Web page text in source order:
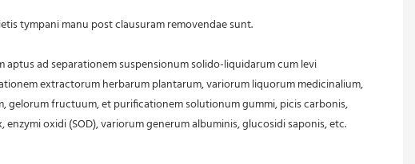
tympani manu post clausuram removendae sunt.
ad separationem suspensionum solido-liquidarum cum levi
extractorum herbarum plantarum, variorum liquorum medicinalium,
fructuum, et purificationem solutionum gummi, picis carbonis,
oxidi (SOD), variorum generum albuminis, glucosidi saponis, etc.